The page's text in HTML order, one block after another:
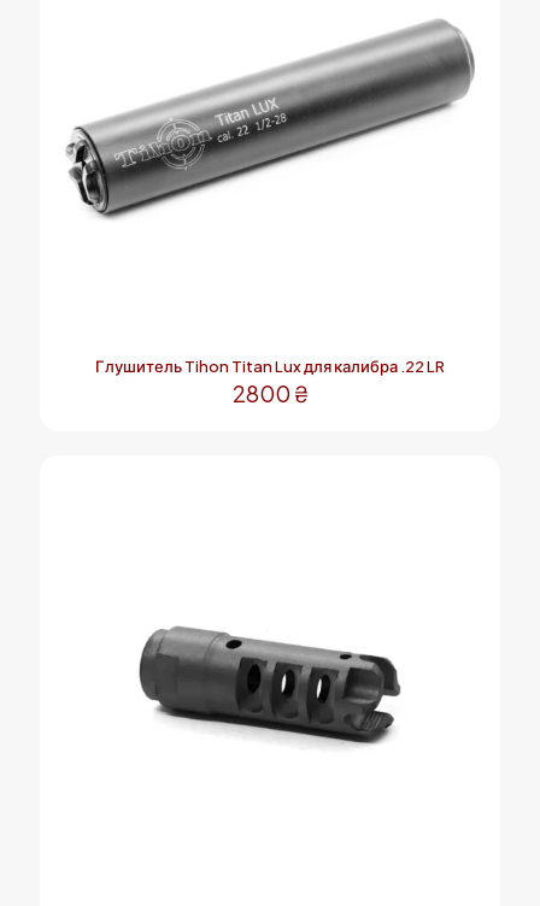
Глушитель Tihon Titan Lux для калибра .22 LR
2800 ₴
товара.